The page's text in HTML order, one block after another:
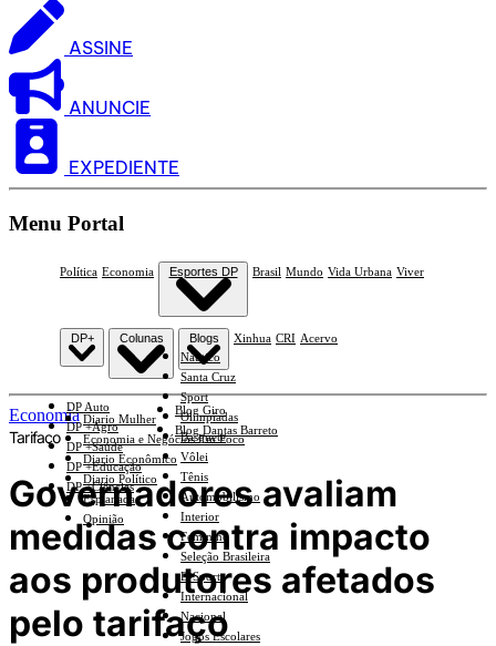
ASSINE
ANUNCIE
EXPEDIENTE
Menu Portal
Política Economia Esportes DP
Náutico
Santa Cruz
Sport
Olimpíadas
Basquete
Vôlei
Tênis
Automobilismo
Interior
Feminino
Seleção Brasileira
E-Sports
Internacional
Nacional
Jogos Escolares
Brasil Mundo Vida Urbana Viver
DP+
DP Auto
DP +Agro
DP +Saúde
DP +Educação
DP +Ciências
Colunas
Diario Mulher
Economia e Negócios Em Foco
Diario Econômico
Diario Político
Esplanada
Opinião
Blogs
Blog Giro
Blog Dantas Barreto
Xinhua CRI Acervo
Economia
Tarifaço
Governadores avaliam
medidas contra impacto
aos produtores afetados
pelo tarifaço